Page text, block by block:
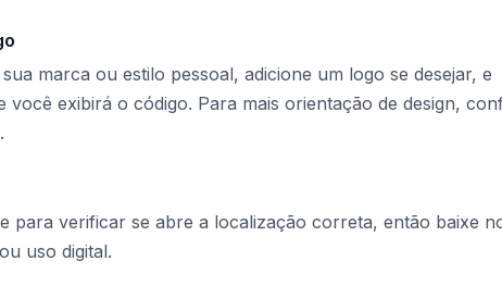
marca ou estilo pessoal, adicione um logo se desejar, e
você exibirá o código. Para mais orientação de design,
.
para verificar se abre a localização correta, então baixe
uso digital.